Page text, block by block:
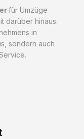
für Umzüge
darüber hinaus.
in
sondern auch